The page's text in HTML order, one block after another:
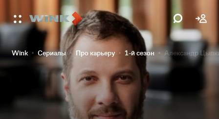
Wink Сериалы Про карьеру 1-й сезон Александр